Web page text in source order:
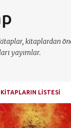
kitaplardan
yayımlar.
LISTESI